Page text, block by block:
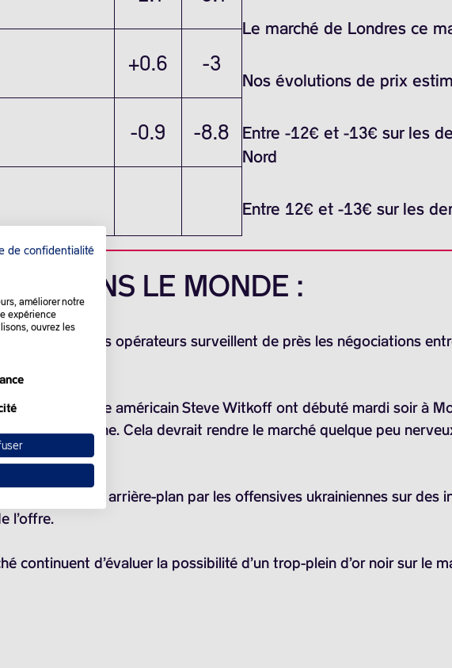
+0.6 -3
-0.9 -8.8
Le marché de Londres ce
Nos évolutions de prix
Entre -12€ et -13€ sur les
Nord
Entre 12€ et -13€ sur les
IL DANS LE MONDE :
alors que les opérateurs surveillent de près les négociations
et l’émissaire américain Steve Witkoff ont débuté mardi soir à
en Ukraine. Cela devrait rendre le marché quelque peu
soutenus en arrière-plan par les offensives ukrainiennes sur
l’offre.
continuent d’évaluer la possibilité d’un trop-plein d’or noir sur le
de confidentialité
améliorer notre
expérience
ouvrez les